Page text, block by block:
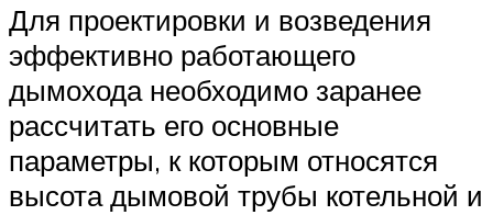
Для проектировки и возведения
эффективно работающего
дымохода необходимо заранее
рассчитать его основные
параметры, к которым относятся
высота дымовой трубы котельной и